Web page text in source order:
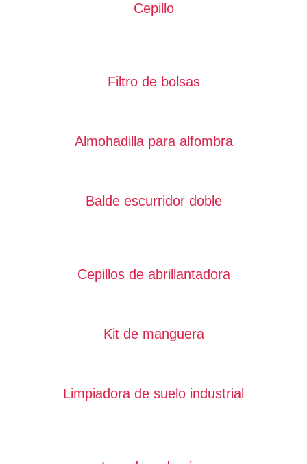
Cepillo
Filtro de bolsas
Almohadilla para alfombra
Balde escurridor doble
Cepillos de abrillantadora
Kit de manguera
Limpiadora de suelo industrial